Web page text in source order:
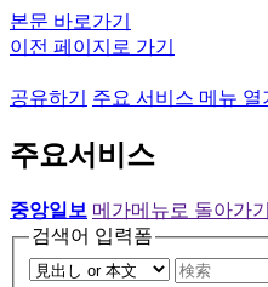
본문 바로가기
이전 페이지로 가기
공유하기 주요 서비스 메뉴 열
주요서비스
중앙일보 메가메뉴로 돌아가기
검색어 입력폼